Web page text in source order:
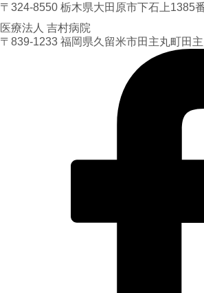
〒324-8550 栃木県大田原市下石上1385
医療法人 吉村病院
〒839-1233 福岡県久留米市田主丸町田